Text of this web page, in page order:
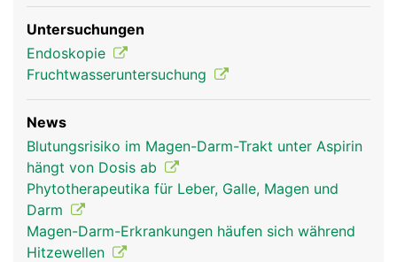
Kopf Links Mann
Untersuchungen
Endoskopie
Fruchtwasseruntersuchung
News
Blutungsrisiko im Magen-Darm-Trakt unter Aspirin
hängt von Dosis ab
Phytotherapeutika für Leber, Galle, Magen und
Darm
Magen-Darm-Erkrankungen häufen sich während
Hitzewellen